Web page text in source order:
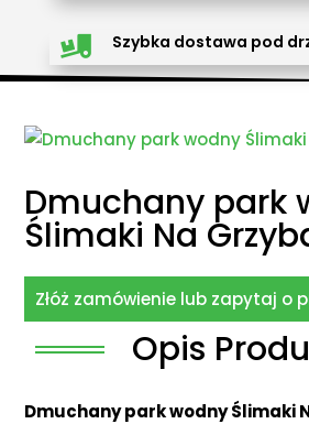
 Szybka dostawa pod
Dmuchany park
Ślimaki Na
Złóż zamówienie lub zapytaj o
Opis
Dmuchany park wodny Ślimaki